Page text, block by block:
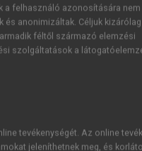
ÚJ FIÓK
1 óra
a felhasználó azonosítására nem
anonimizáltak. Céljuk
féltől származó elemzési
szolgáltatások a
tevékenységét. Az online
jeleníthetnek meg, és